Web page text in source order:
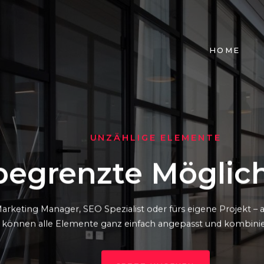
HOME
UNZÄHLIGE ELEMENTE
Manager, SEO Spezialist oder fürs eigene Projekt –
können alle Elemente ganz einfach angepasst und